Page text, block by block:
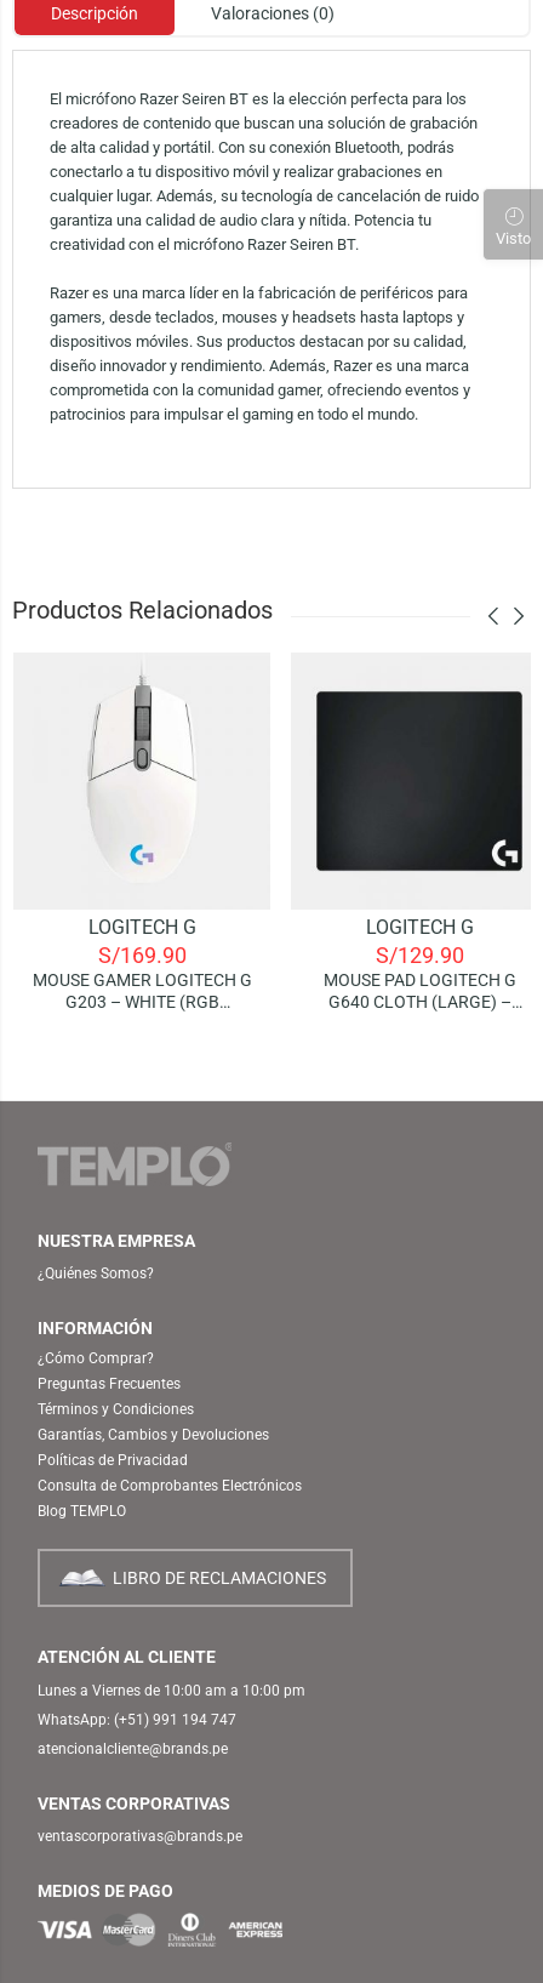
Descripción Valoraciones (0)
El micrófono Razer Seiren BT es la elección perfecta para los
creadores de contenido que buscan una solución de grabación
de alta calidad y portátil. Con su conexión Bluetooth, podrás
conectarlo a tu dispositivo móvil y realizar grabaciones en
cualquier lugar. Además, su tecnología de cancelación de ruido
garantiza una calidad de audio clara y nítida. Potencia tu
creatividad con el micrófono Razer Seiren BT.
Razer es una marca líder en la fabricación de periféricos para
gamers, desde teclados, mouses y headsets hasta laptops y
dispositivos móviles. Sus productos destacan por su calidad,
diseño innovador y rendimiento. Además, Razer es una marca
comprometida con la comunidad gamer, ofreciendo eventos y
patrocinios para impulsar el gaming en todo el mundo.
Productos Relacionados
LOGITECH G
S/169.90
MOUSE GAMER LOGITECH G
G203 – WHITE (RGB
LOGITECH G
S/129.90
MOUSE PAD LOGITECH G
G640 CLOTH (LARGE) –
NUESTRA EMPRESA
¿Quiénes Somos?
INFORMACIÓN
¿Cómo Comprar?
Preguntas Frecuentes
Términos y Condiciones
Garantías, Cambios y Devoluciones
Políticas de Privacidad
Consulta de Comprobantes Electrónicos
Blog TEMPLO
LIBRO DE RECLAMACIONES
ATENCIÓN AL CLIENTE
Lunes a Viernes de 10:00 am a 10:00 pm
WhatsApp: (+51) 991 194 747
atencionalcliente@brands.pe
VENTAS CORPORATIVAS
ventascorporativas@brands.pe
MEDIOS DE PAGO
Visto